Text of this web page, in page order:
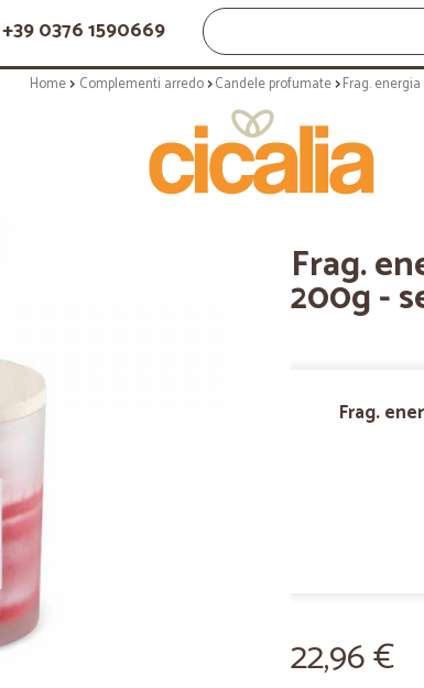
+39 0376 1590669
Home Complementi arredo Candele profumate
Frag.
200g -
Frag.
22,96 €